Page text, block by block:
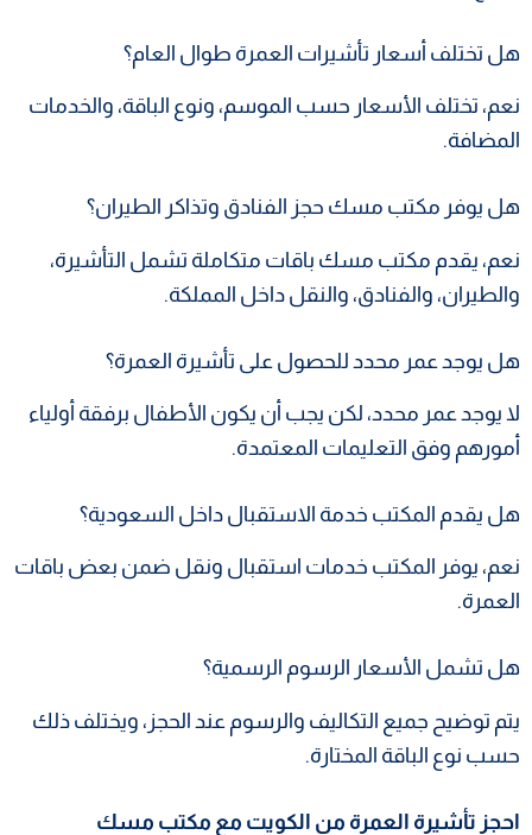
هل تختلف أسعار تأشيرات العمرة طوال العام؟
نعم، تختلف الأسعار حسب الموسم، ونوع الباقة، والخدمات
المضافة.
هل يوفر مكتب مسك حجز الفنادق وتذاكر الطيران؟
نعم، يقدم مكتب مسك باقات متكاملة تشمل التأشيرة،
والطيران، والفنادق، والنقل داخل المملكة.
هل يوجد عمر محدد للحصول على تأشيرة العمرة؟
لا يوجد عمر محدد، لكن يجب أن يكون الأطفال برفقة أولياء
أمورهم وفق التعليمات المعتمدة.
هل يقدم المكتب خدمة الاستقبال داخل السعودية؟
نعم، يوفر المكتب خدمات استقبال ونقل ضمن بعض باقات
العمرة.
هل تشمل الأسعار الرسوم الرسمية؟
يتم توضيح جميع التكاليف والرسوم عند الحجز، ويختلف ذلك
حسب نوع الباقة المختارة.
احجز تأشيرة العمرة من الكويت مع مكتب مسك